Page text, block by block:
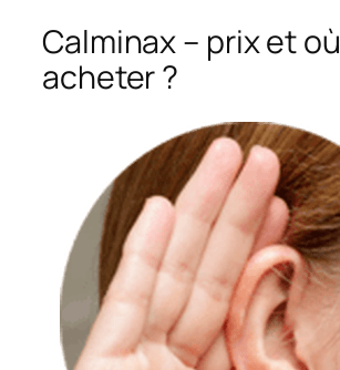
Calminax – prix et où
acheter ?